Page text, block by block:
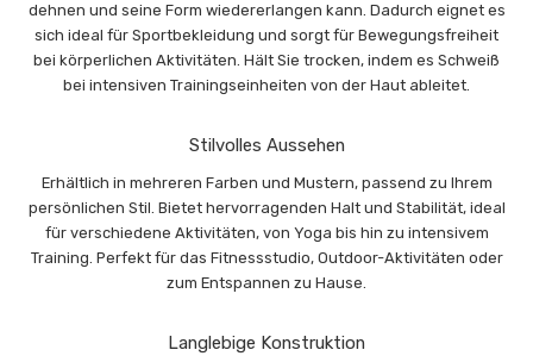
dehnen und seine Form wiedererlangen kann. Dadurch eignet es
sich ideal für Sportbekleidung und sorgt für Bewegungsfreiheit
bei körperlichen Aktivitäten. Hält Sie trocken, indem es Schweiß
bei intensiven Trainingseinheiten von der Haut ableitet.
Stilvolles Aussehen
Erhältlich in mehreren Farben und Mustern, passend zu Ihrem
persönlichen Stil. Bietet hervorragenden Halt und Stabilität, ideal
für verschiedene Aktivitäten, von Yoga bis hin zu intensivem
Training. Perfekt für das Fitnessstudio, Outdoor-Aktivitäten oder
zum Entspannen zu Hause.
Langlebige Konstruktion